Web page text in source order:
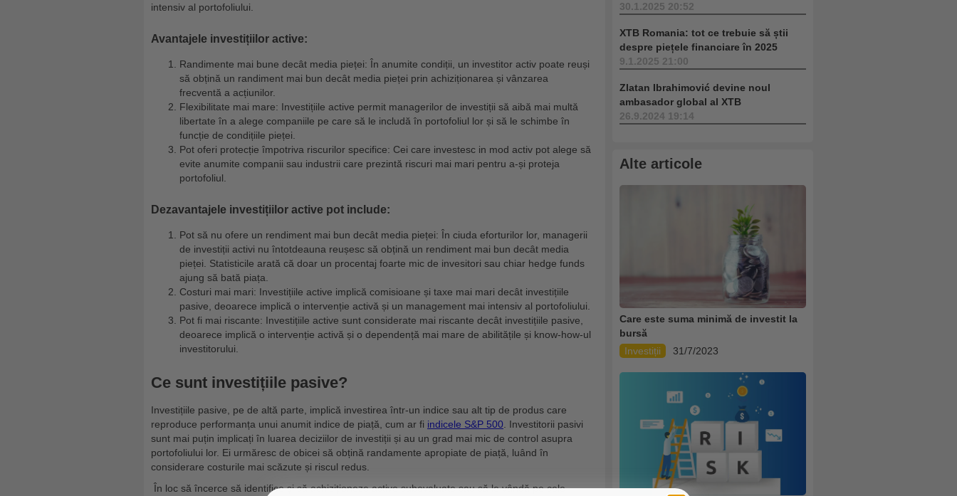
intensiv al portofoliului.
Avantajele investițiilor active:
Randimente mai bune decât media pieței: În anumite condiții, un investitor activ poate reuși
să obțină un randiment mai bun decât media pieței prin achiziționarea și vânzarea
frecventă a acțiunilor.
Flexibilitate mai mare: Investițiile active permit managerilor de investiții să aibă mai multă
libertate în a alege companiile pe care să le includă în portofoliul lor și să le schimbe în
funcție de condițiile pieței.
Pot oferi protecție împotriva riscurilor specifice: Cei care investesc in mod activ pot alege să
evite anumite companii sau industrii care prezintă riscuri mai mari pentru a-și proteja
portofoliul.
Dezavantajele investițiilor active pot include:
Pot să nu ofere un rendiment mai bun decât media pieței: În ciuda eforturilor lor, managerii
de investiții activi nu întotdeauna reușesc să obțină un rendiment mai bun decât media
pieței. Statisticile arată că doar un procentaj foarte mic de invesitori sau chiar hedge funds
ajung să bată piața.
Costuri mai mari: Investițiile active implică comisioane și taxe mai mari decât investițiile
pasive, deoarece implică o intervenție activă și un management mai intensiv al portofoliului.
Pot fi mai riscante: Investițiile active sunt considerate mai riscante decât investițiile pasive,
deoarece implică o intervenție activă și o dependență mai mare de abilitățile și know-how-ul
investitorului.
Ce sunt investițiile pasive?
Investițiile pasive, pe de altă parte, implică investirea într-un indice sau alt tip de produs care
reproduce performanța unui anumit indice de piață, cum ar fi indicele S&P 500 . Investitorii pasivi
sunt mai puțin implicați în luarea deciziilor de investiții și au un grad mai mic de control asupra
portofoliului lor. Ei urmăresc de obicei să obțină randamente apropiate de piață, luând în
considerare costurile mai scăzute și riscul redus.
În loc să încerce să identifice și să achiziționeze active subevaluate sau să le vândă pe cele
30.1.2025 20:52
XTB Romania: tot ce trebuie să știi
despre piețele financiare în 2025
9.1.2025 21:00
Zlatan Ibrahimović devine noul
ambasador global al XTB
26.9.2024 19:14
Alte articole
Care este suma minimă de investit la
bursă
Investiții
31/7/2023